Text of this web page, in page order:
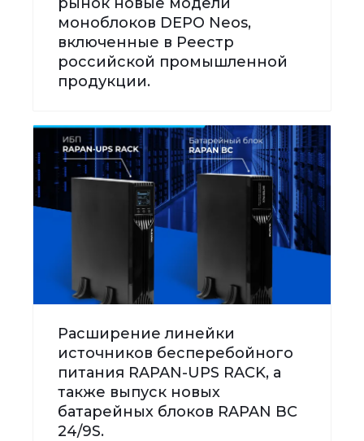
моноблоков DEPO Neos,
включенные в Реестр
российской промышленной
продукции.
Расширение линейки
источников бесперебойного
питания RAPAN-UPS RACK, а
также выпуск новых
батарейных блоков RAPAN BC
24/9S.